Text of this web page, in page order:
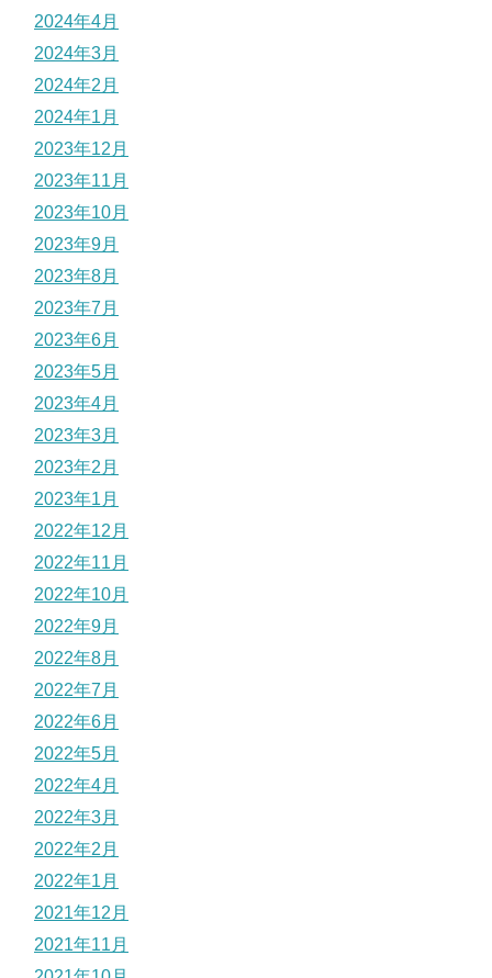
2024年4月
2024年3月
2024年2月
2024年1月
2023年12月
2023年11月
2023年10月
2023年9月
2023年8月
2023年7月
2023年6月
2023年5月
2023年4月
2023年3月
2023年2月
2023年1月
2022年12月
2022年11月
2022年10月
2022年9月
2022年8月
2022年7月
2022年6月
2022年5月
2022年4月
2022年3月
2022年2月
2022年1月
2021年12月
2021年11月